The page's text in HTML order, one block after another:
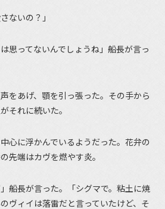
ないの？」
思ってないんでしょうね」船長が言っ
をあげ、顎を引っ張った。その手から
それに続いた。
心に浮かんでいるようだった。花弁の
先端はカヴを燃やす炎。
船長が言った。「シグマで。粘土に焼
ヴィイは落雷だと言っていたけど、そ